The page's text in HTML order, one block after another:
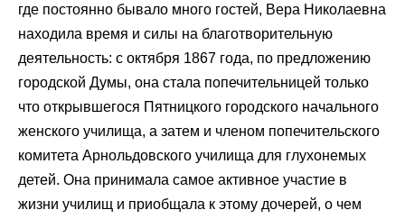
где постоянно бывало много гостей, Вера Николаевна
находила время и силы на благотворительную
деятельность: с октября 1867 года, по предложению
городской Думы, она стала попечительницей только
что открывшегося Пятницкого городского начального
женского училища, а затем и членом попечительского
комитета Арнольдовского училища для глухонемых
детей. Она принимала самое активное участие в
жизни училищ и приобщала к этому дочерей, о чем